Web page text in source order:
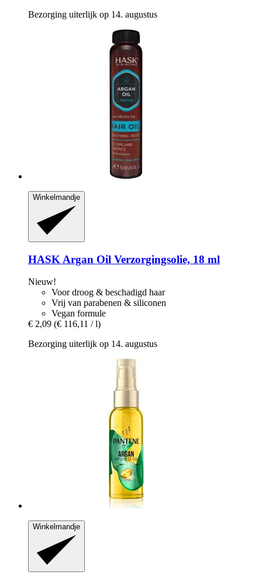
Bezorging uiterlijk op 14. augustus
Winkelmandje
HASK Argan Oil Verzorgingsolie, 18 ml
Nieuw!
Voor droog & beschadigd haar
Vrij van parabenen & siliconen
Vegan formule
€ 2,09 (€ 116,11 / l)
Bezorging uiterlijk op 14. augustus
Winkelmandje